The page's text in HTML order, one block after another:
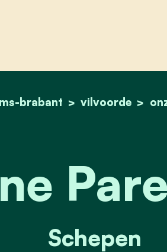
home
brabant vilvoorde
tine
Schepen